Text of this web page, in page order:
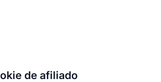
de afiliado